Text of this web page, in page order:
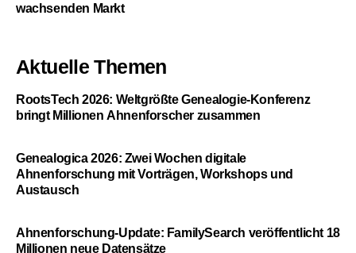
wachsenden Markt
Aktuelle Themen
RootsTech 2026: Weltgrößte Genealogie-Konferenz
bringt Millionen Ahnenforscher zusammen
Genealogica 2026: Zwei Wochen digitale
Ahnenforschung mit Vorträgen, Workshops und
Austausch
Ahnenforschung-Update: FamilySearch veröffentlicht 18
Millionen neue Datensätze